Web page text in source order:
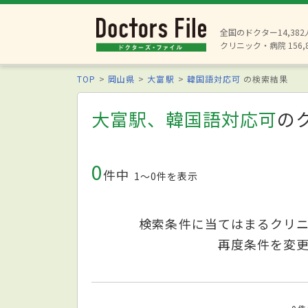
全国のドクター14,382
クリニック・病院
TOP 岡山県 大富駅 韓国語対応可 の検索結果
大富駅、韓国語対応可の
0件中 1〜0件を表示
検索条件に当てはまるクリ
再度条件を変